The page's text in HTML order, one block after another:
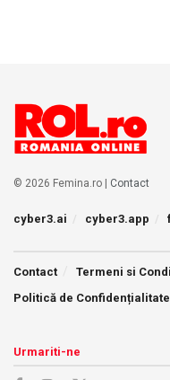
© 2026 Femina.ro | Contact
cyber3.ai cyber3.app
Contact Termeni si
Politică de Confidențialitate
Urmariti-ne